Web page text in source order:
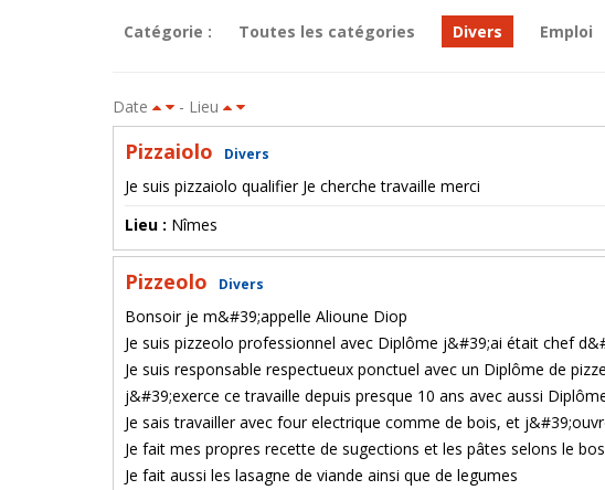
Catégorie : Toutes les catégories Divers Emploi
Date - Lieu
Pizzaiolo Divers
Je suis pizzaiolo qualifier Je cherche travaille merci
Lieu : Nîmes
Pizzeolo Divers
Bonsoir je m&#39;appelle Alioune Diop
Je suis pizzeolo professionnel avec Diplôme j&#39;ai était chef
Je suis responsable respectueux ponctuel avec un Diplôme de
j&#39;exerce ce travaille depuis presque 10 ans avec aussi
Je sais travailler avec four electrique comme de bois, et
Je fait mes propres recette de sugections et les pâtes selons le
Je fait aussi les lasagne de viande ainsi que de legumes